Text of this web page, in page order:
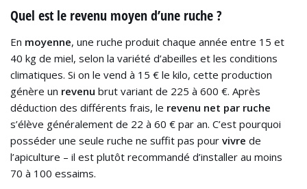
Quel est le revenu moyen d’une ruche ?
En moyenne, une ruche produit chaque année entre 15 et
40 kg de miel, selon la variété d’abeilles et les conditions
climatiques. Si on le vend à 15 € le kilo, cette production
génère un revenu brut variant de 225 à 600 €. Après
déduction des différents frais, le revenu net par ruche
s’élève généralement de 22 à 60 € par an. C’est pourquoi
posséder une seule ruche ne suffit pas pour vivre de
l’apiculture – il est plutôt recommandé d’installer au moins
70 à 100 essaims.